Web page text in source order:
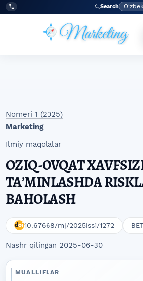
Skip to main navigation menu
Skip to main content
Skip to site footer
Tel:
+998977838464 Search
Nomeri 1 (2025)
Marketing
Ilmiy maqolalar
OZIQ-OVQAT
TAʼMINLASHDA
BAHOLASH
10.67668/mj/2025iss1/1272
Nashr qilingan 2025-06-30
MUALLIFLAR